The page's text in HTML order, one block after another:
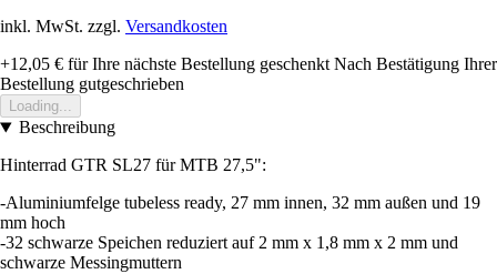
inkl. MwSt. zzgl. Versandkosten
+12,05 € für Ihre nächste Bestellung geschenkt Nach Bestätigung Ihrer
Bestellung gutgeschrieben
Loading...
Beschreibung
Hinterrad GTR SL27 für MTB 27,5":
-Aluminiumfelge tubeless ready, 27 mm innen, 32 mm außen und 19
mm hoch
-32 schwarze Speichen reduziert auf 2 mm x 1,8 mm x 2 mm und
schwarze Messingmuttern